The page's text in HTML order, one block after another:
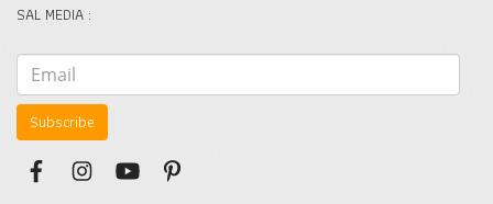
SAL MEDIA :
Subscribe